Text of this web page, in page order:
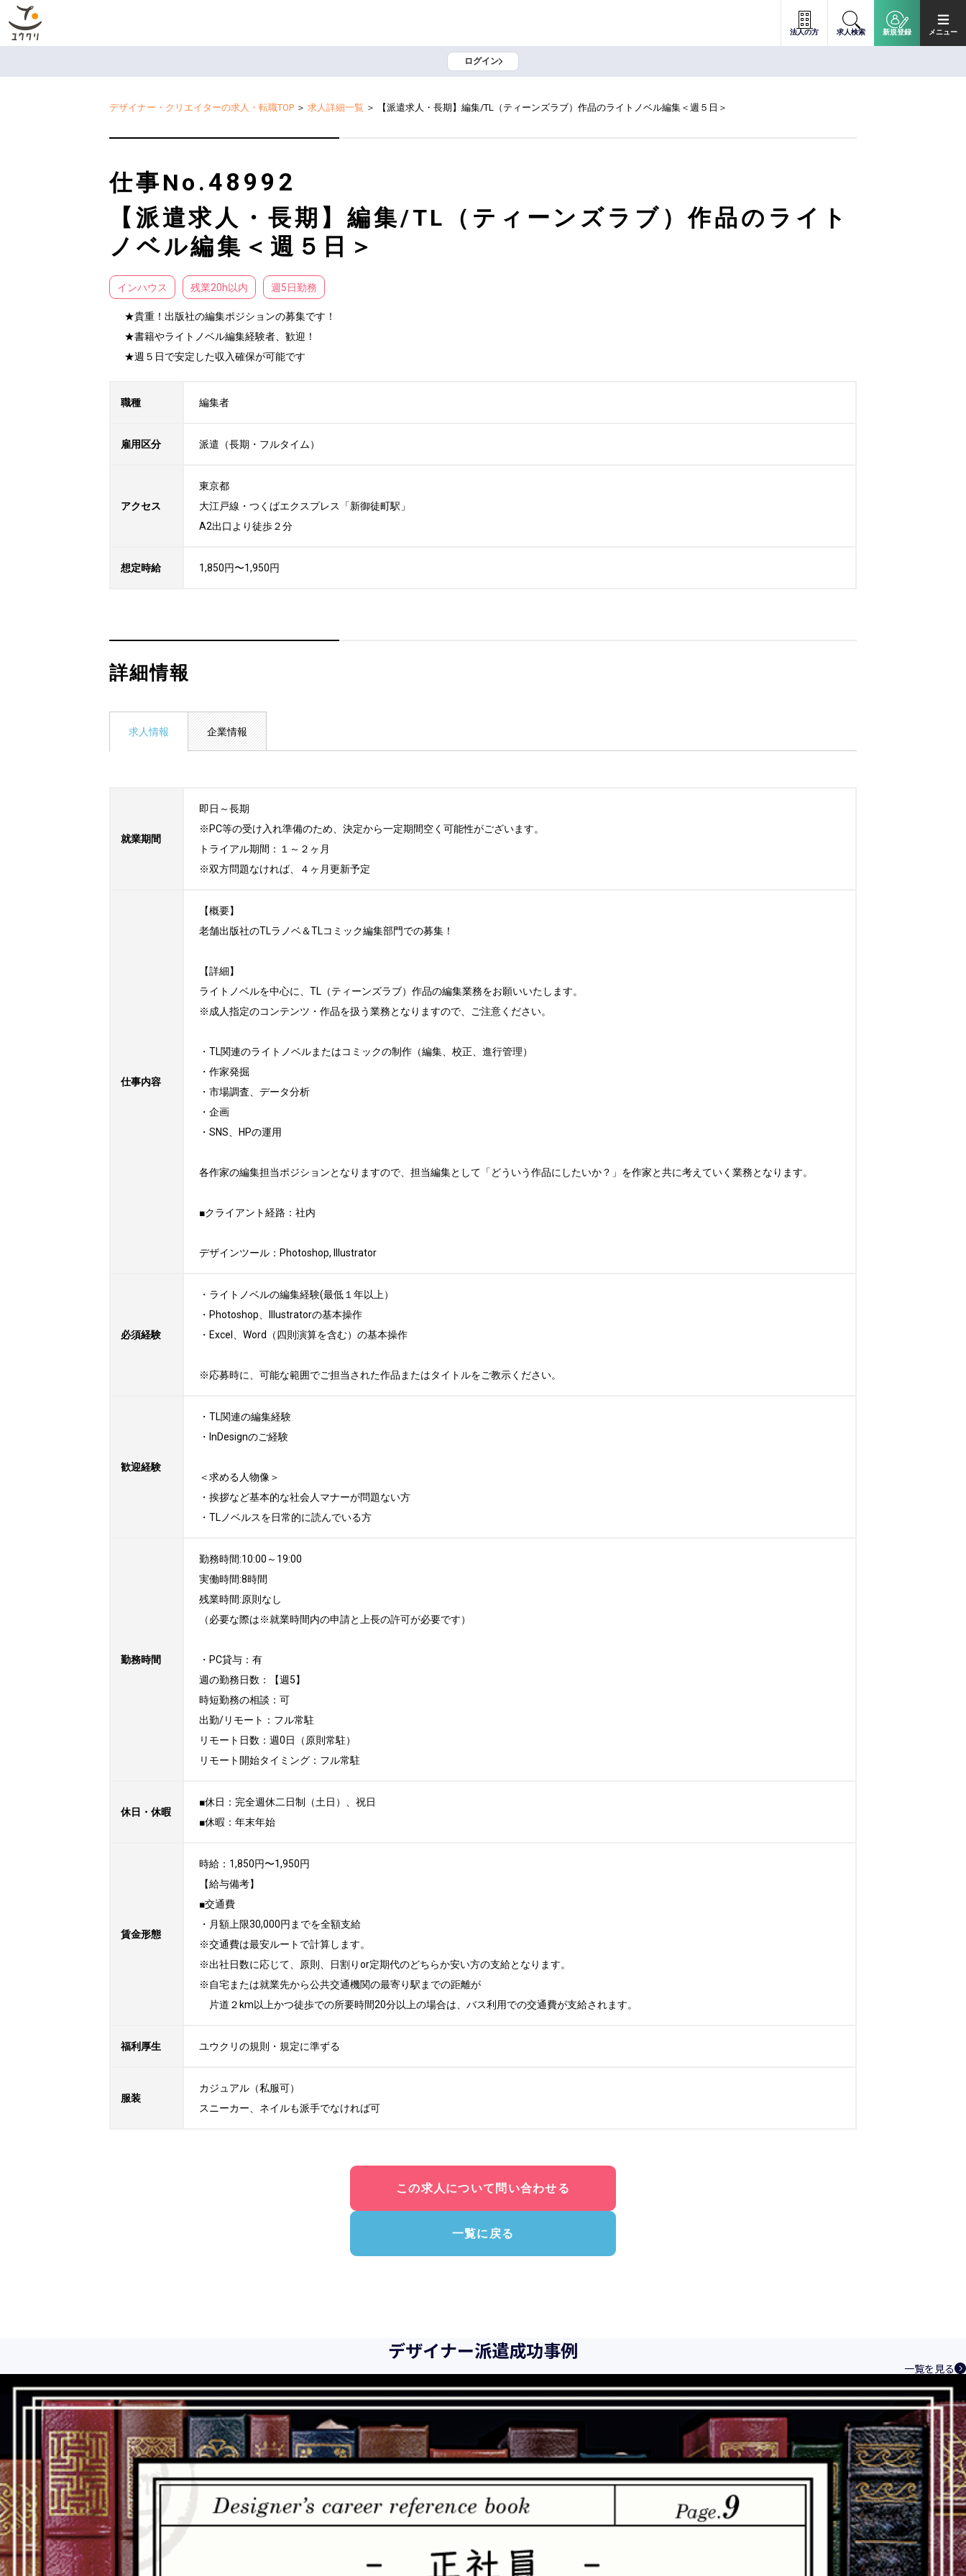
法人の方 求人検索 新規登録 メニュー
ログイン
デザイナー・クリエイターの求人・転職TOP ＞ 求人詳細一覧 ＞ 【派遣求人・長期】編集/TL（ティーンズラブ）作品のライトノベル編集＜週５日＞
仕事No. 48992
【派遣求人・長期】編集/TL（ティーンズラブ）作品のライト
ノベル編集＜週５日＞
インハウス 残業20h以内 週5日勤務
★貴重！出版社の編集ポジションの募集です！
★書籍やライトノベル編集経験者、歓迎！
★週５日で安定した収入確保が可能です
職種 編集者
雇用区分 派遣（長期・フルタイム）
アクセス
東京都
大江戸線・つくばエクスプレス「新御徒町駅」
A2出口より徒歩２分
想定時給 1,850円〜1,950円
詳細情報
求人情報 企業情報
就業期間
即日～長期
※PC等の受け入れ準備のため、決定から一定期間空く可能性がございます。
トライアル期間：１～２ヶ月
※双方問題なければ、４ヶ月更新予定
仕事内容
【概要】
老舗出版社のTLラノベ＆TLコミック編集部門での募集！
【詳細】
ライトノベルを中心に、TL（ティーンズラブ）作品の編集業務をお願いいたします。
※成人指定のコンテンツ・作品を扱う業務となりますので、ご注意ください。
・TL関連のライトノベルまたはコミックの制作（編集、校正、進行管理）
・作家発掘
・市場調査、データ分析
・企画
・SNS、HPの運用
各作家の編集担当ポジションとなりますので、担当編集として「どういう作品にしたいか？」を作家と共に考えていく業務となります。
■クライアント経路：社内
デザインツール：Photoshop, Illustrator
必須経験
・ライトノベルの編集経験(最低１年以上）
・Photoshop、Illustratorの基本操作
・Excel、Word（四則演算を含む）の基本操作
※応募時に、可能な範囲でご担当された作品またはタイトルをご教示ください。
歓迎経験
・TL関連の編集経験
・InDesignのご経験
＜求める人物像＞
・挨拶など基本的な社会人マナーが問題ない方
・TLノベルスを日常的に読んでいる方
勤務時間
勤務時間:10:00～19:00
実働時間:8時間
残業時間:原則なし
（必要な際は※就業時間内の申請と上長の許可が必要です）
・PC貸与：有
週の勤務日数：【週5】
時短勤務の相談：可
出勤/リモート：フル常駐
リモート日数：週0日（原則常駐）
リモート開始タイミング：フル常駐
休日・休暇
■休日：完全週休二日制（土日）、祝日
■休暇：年末年始
賃金形態
時給：1,850円〜1,950円
【給与備考】
■交通費
・月額上限30,000円までを全額支給
※交通費は最安ルートで計算します。
※出社日数に応じて、原則、日割りor定期代のどちらか安い方の支給となります。
※自宅または就業先から公共交通機関の最寄り駅までの距離が
片道２km以上かつ徒歩での所要時間20分以上の場合は、バス利用での交通費が支給されます。
福利厚生 ユウクリの規則・規定に準ずる
服装
カジュアル（私服可）
スニーカー、ネイルも派手でなければ可
この求人について問い合わせる
一覧に戻る
デザイナー派遣成功事例
一覧を見る